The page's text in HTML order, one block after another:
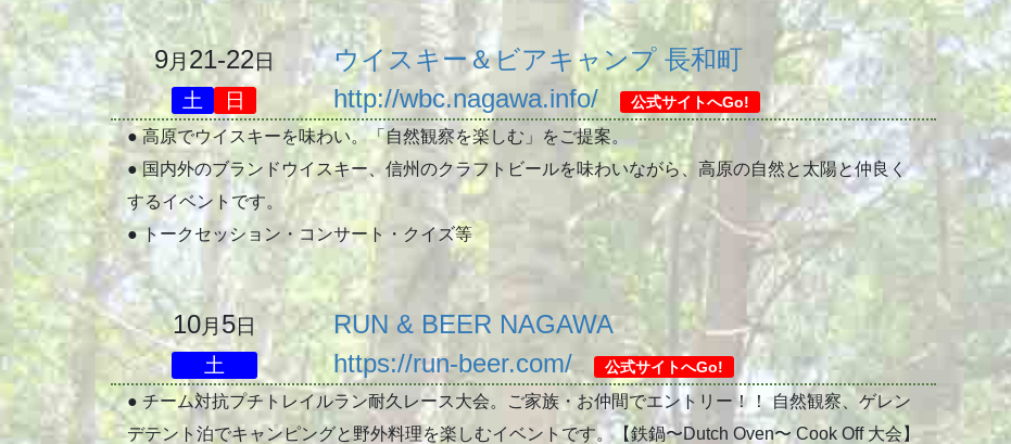
9月21-22日
土
日
ウイスキー＆ビアキャンプ 長和町
http://wbc.nagawa.info/
公式サイトへGo!
● 高原でウイスキーを味わい。「自然観察を楽しむ」をご提案。
● 国内外のブランドウイスキー、信州のクラフトビールを味わいながら、高原の自然と太陽と仲良く
するイベントです。
● トークセッション・コンサート・クイズ等
10月5日
土
RUN & BEER NAGAWA
https://run-beer.com/
公式サイトへGo!
● チーム対抗プチトレイルラン耐久レース大会。ご家族・お仲間でエントリー！！ 自然観察、ゲレン
デテント泊でキャンピングと野外料理を楽しむイベントです。【鉄鍋〜Dutch Oven〜 Cook Off 大会】